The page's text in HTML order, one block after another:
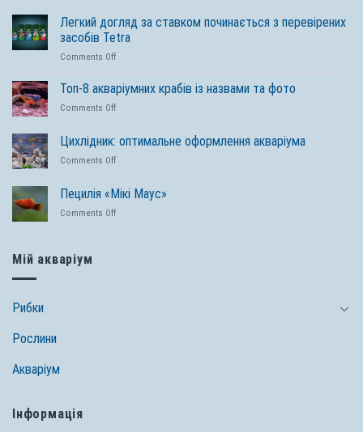
Легкий догляд за ставком починається з перевірених
засобів Tetra
Comments Offon
догляд
за
Топ-8 акваріумних крабів із назвами та фото
Comments Offon
крабів
із
та
Цихлідник: оптимальне оформлення акваріума
Comments Offon
оптимальне
оформлення
акваріума
Пецилія «Мікі Маус»
Comments Offon
Мій акваріум
Рибки
Рослини
Акваріум
Інформація